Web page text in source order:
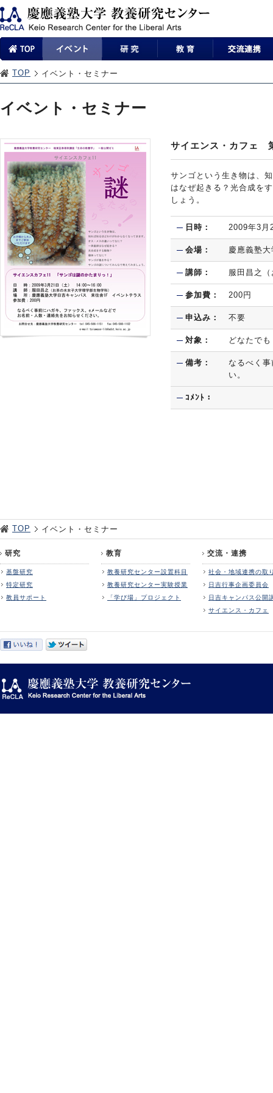
TOP イベント・セミナー
イベント・セミナー
サイエンス・カフェ
サンゴという生き物は、
はなぜ起きる？光合成を
しょう。
日時： 2009年3
会場： 慶應義塾
講師： 服田昌之
参加費： 200円
申込み： 不要
対象： どなたでも
備考：
なるべく
い。
ｺﾒﾝﾄ：
TOP イベント・セミナー
研究
基盤研究
特定研究
教員サポート
教育
教養研究センター設置科目
教養研究センター実験授業
「学び場」プロジェクト
交流・連携
社会・地域連携の取
日吉行事企画委員会
日吉キャンパス公開
サイエンス・カフェ